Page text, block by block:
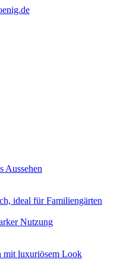
Aussehen
ideal für Familiengärten
Nutzung
mit luxuriösem Look